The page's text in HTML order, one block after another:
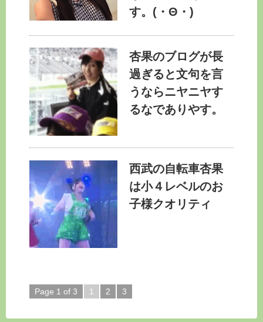
す。(・Θ・)
杏果のブログが長
過ぎると文句を言
うならニヤニヤす
るなでありやす。
西武の自転車杏果
は小４レベルのお
子様クオリティ
Page 1 of 3 1 2 3